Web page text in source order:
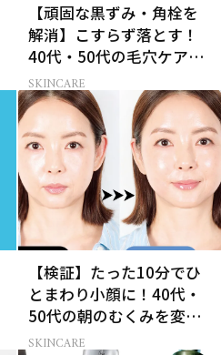
【頑固な黒ずみ・角栓を
解消】こすらず落とす！
40代・50代の毛穴ケア4
選
SKINCARE
【検証】たった10分でひ
とまわり小顔に！40代・
50代の朝のむくみを変え
る「ながら美顔器」
SKINCARE